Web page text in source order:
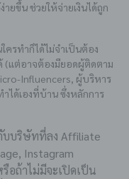
ยขึ้น ช่วยให้จ่ายเงินได้ถูก
ครทำก็ได้ไม่จำเป็นต้อง
(แต่อาจต้องมียอดผู้ติดตาม
Influencers, ผู้บริหาร
ได้เองที่บ้าน ซึ่งหลักการ
บบริษัทที่ลง Affiliate
Instagram
อถ้าไม่มีจะเปิดเป็น